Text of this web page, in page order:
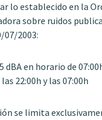
lo establecido en la
sobre ruidos
07/2003:
dBA en horario de
22:00h y las 07:00h
se limita